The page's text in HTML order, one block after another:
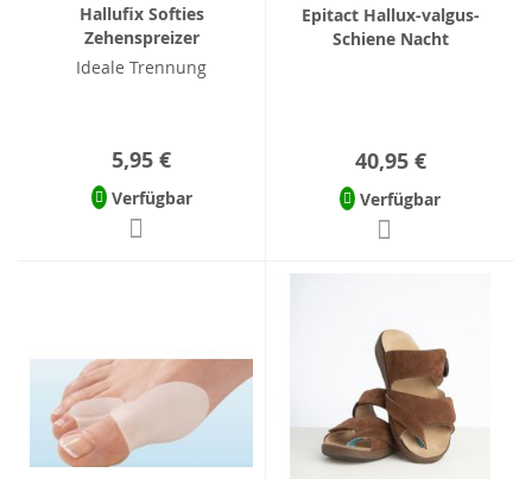
Hallufix Softies
Zehenspreizer
Ideale Trennung
5,95 €
Verfügbar
Epitact Hallux-valgus-
Schiene Nacht
40,95 €
Verfügbar